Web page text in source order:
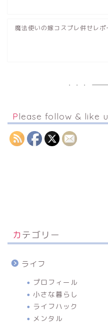
魔法使いの嫁コスプレ併せレ
Please follow & like
カテゴリー
ライフ
プロフィール
小さな暮らし
ライフハック
メンタル